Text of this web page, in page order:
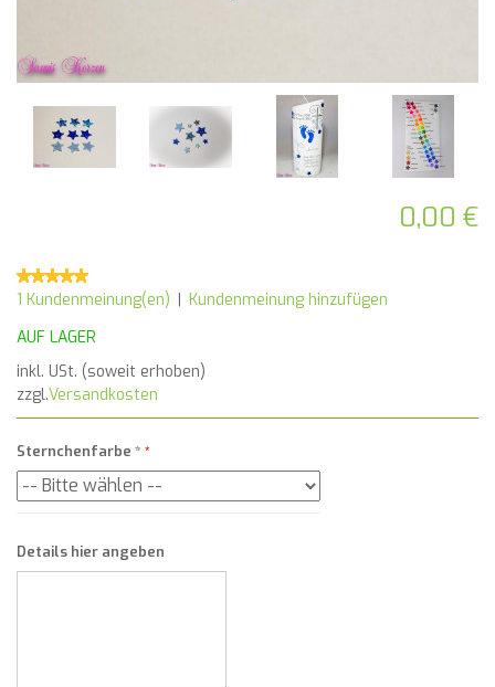
0,00 €
1 Kundenmeinung(en) | Kundenmeinung hinzufügen
AUF LAGER
inkl. USt. (soweit erhoben)
zzgl.Versandkosten
Sternchenfarbe *
Details hier angeben